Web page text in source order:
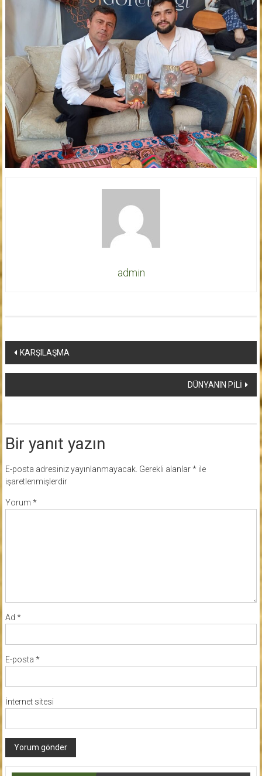
admin
Yazı
dolaşımı
KARŞILAŞMA
DÜNYANIN PİLİ
Bir yanıt yazın
E-posta adresiniz yayınlanmayacak. Gerekli alanlar*ile
işaretlenmişlerdir
Yorum *
Ad *
E-posta *
İnternet sitesi